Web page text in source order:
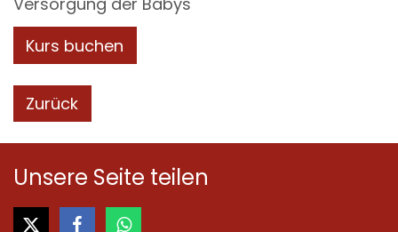
Kurs buchen
Zurück
Unsere Seite teilen